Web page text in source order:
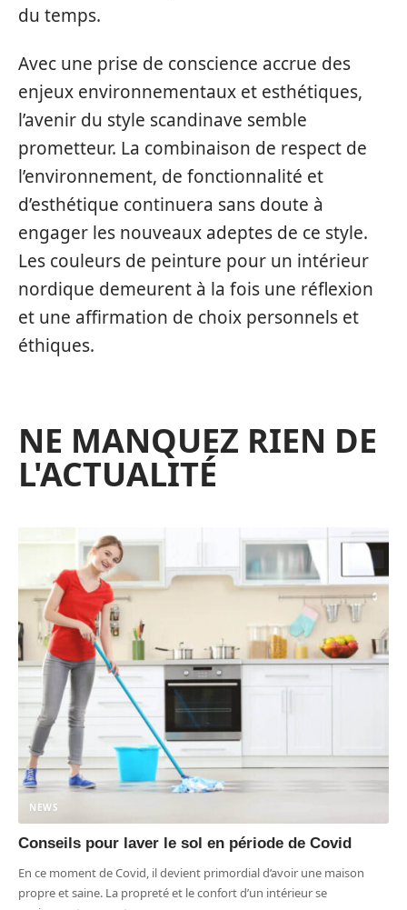
du temps.
Avec une prise de conscience accrue des
enjeux environnementaux et esthétiques,
l’avenir du style scandinave semble
prometteur. La combinaison de respect de
l’environnement, de fonctionnalité et
d’esthétique continuera sans doute à
engager les nouveaux adeptes de ce style.
Les couleurs de peinture pour un intérieur
nordique demeurent à la fois une réflexion
et une affirmation de choix personnels et
éthiques.
NE MANQUEZ RIEN DE
L'ACTUALITÉ
NEWS
Conseils pour laver le sol en période de Covid
En ce moment de Covid, il devient primordial d’avoir une maison
propre et saine. La propreté et le confort d’un intérieur se